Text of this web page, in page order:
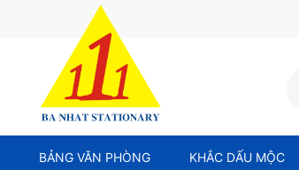
BẢNG VĂN PHÒNG KHẮC DẤU MỘC